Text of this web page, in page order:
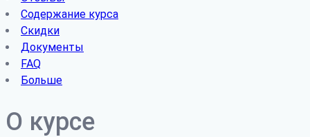
Содержание курса
Скидки
Документы
FAQ
Больше
О курсе